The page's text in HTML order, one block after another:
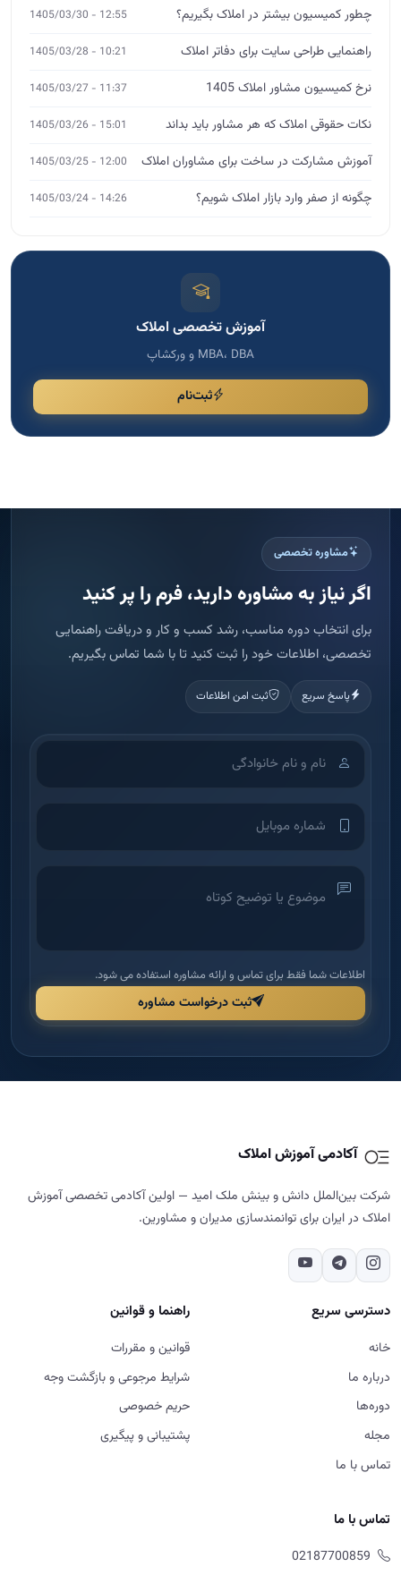
چطور کمیسیون بیشتر در املاک بگیریم؟ 12:55 - 1405/03/30
راهنمایی طراحی سایت برای دفاتر املاک 10:21 - 1405/03/28
نرخ کمیسیون مشاور املاک 1405 11:37 - 1405/03/27
نکات حقوقی املاک که هر مشاور باید بداند 15:01 - 1405/03/26
آموزش مشارکت در ساخت برای مشاوران املاک 12:00 - 1405/03/25
چگونه از صفر وارد بازار املاک شویم؟ 14:26 - 1405/03/24
آموزش تخصصی املاک
MBA، DBA و ورکشاپ
ثبت‌نام
مشاوره تخصصی
اگر نیاز به مشاوره دارید، فرم را پر کنید
برای انتخاب دوره مناسب، رشد کسب و کار و دریافت راهنمایی
تخصصی، اطلاعات خود را ثبت کنید تا با شما تماس بگیریم.
پاسخ سریع ثبت امن اطلاعات
اطلاعات شما فقط برای تماس و ارائه مشاوره استفاده می شود.
ثبت درخواست مشاوره
آکادمی آموزش املاک
شرکت بین‌الملل دانش و بینش ملک امید — اولین آکادمی تخصصی آموزش
املاک در ایران برای توانمندسازی مدیران و مشاورین.
دسترسی سریع
خانه
درباره ما
دوره‌ها
مجله
تماس با ما
راهنما و قوانین
قوانین و مقررات
شرایط مرجوعی و بازگشت وجه
حریم خصوصی
پشتیبانی و پیگیری
تماس با ما
02187700859